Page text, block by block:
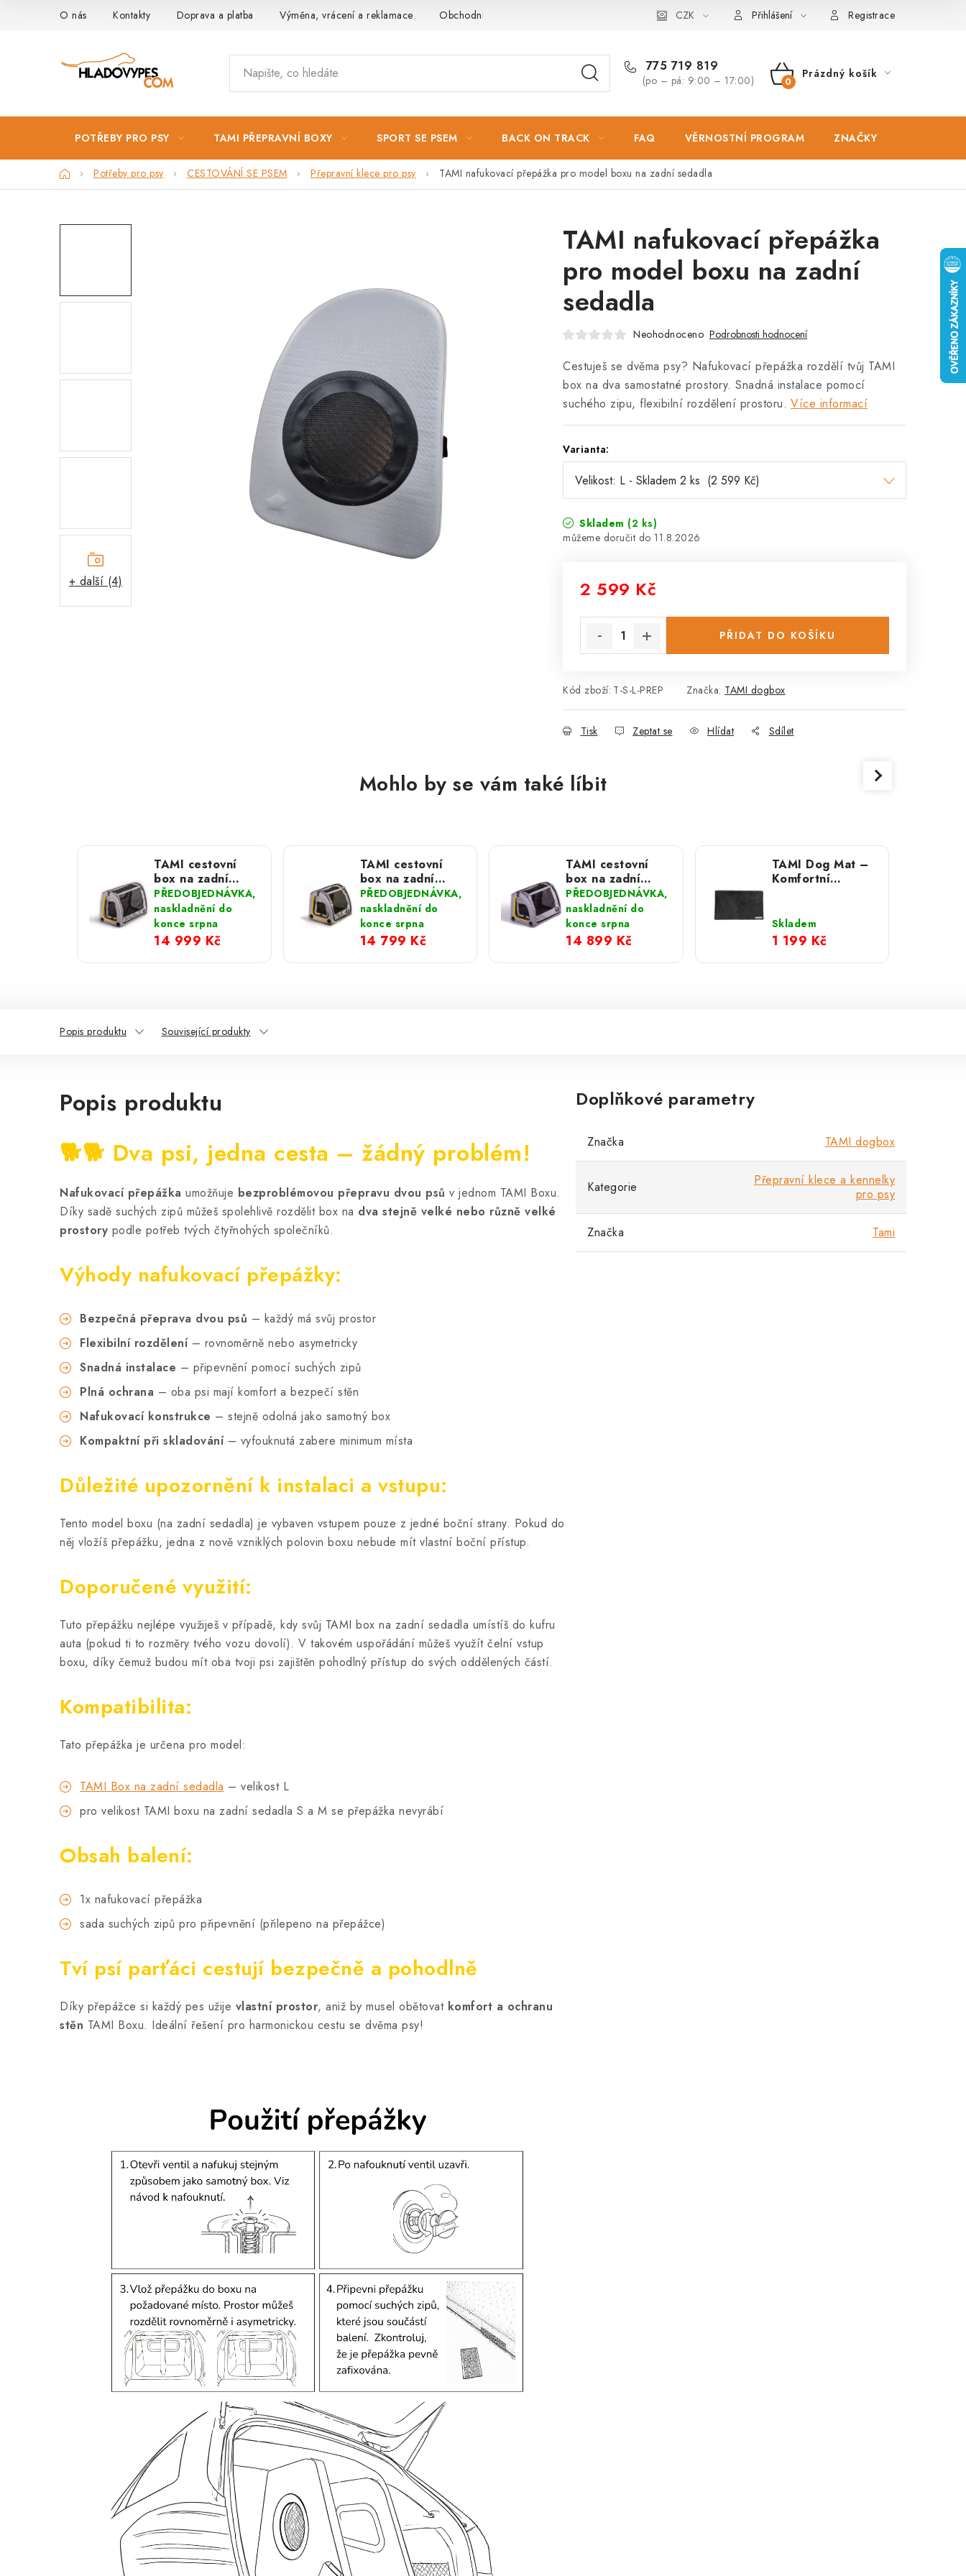
O nás Kontakty Doprava a platba Výměna, vrácení a reklamace Obchodní podmínky Podmínky ochrany osobních údajů Zásady použivání souboru cookies
CZK Přihlášení Registrace
775 719 819
(po – pá: 9:00 – 17:00)
NÁKUPNÍ
Prázdný košík
POTŘEBY PRO PSY TAMI PŘEPRAVNÍ BOXY SPORT SE PSEM BACK ON TRACK FAQ VĚRNOSTNÍ PROGRAM ZNAČKY
DomůPotřeby pro psy CESTOVÁNÍ SE PSEM Přepravní klece pro psy TAMI nafukovací přepážka pro model boxu na zadní sedadla
+ další (4)
TAMI nafukovací přepážka
pro model boxu na zadní
sedadla
Neohodnoceno Podrobnosti hodnocení
Cestuješ se dvěma psy? Nafukovací přepážka rozdělí tvůj TAMI
box na dva samostatné prostory. Snadná instalace pomocí
suchého zipu, flexibilní rozdělení prostoru. Více informací
Varianta:
Skladem (2 ks)
11.8.2026
2 599 Kč
PŘIDAT DO KOŠÍKU
Kód zboží: T-S-L-PREP Značka: TAMI dogbox
Tisk Zeptat se Hlídat Sdílet
Mohlo by se vám také líbit
TAMI cestovní
box na zadní
sedadla auta; L
PŘEDOBJEDNÁVKA,
naskladnění do
konce srpna
14 999 Kč
TAMI cestovní
box na zadní
sedadla auta; S
PŘEDOBJEDNÁVKA,
naskladnění do
konce srpna
14 799 Kč
TAMI cestovní
box na zadní
sedadla auta; M
PŘEDOBJEDNÁVKA,
naskladnění do
konce srpna
14 899 Kč
TAMI Dog Mat –
Komfortní
sedačky
Skladem
1 199 Kč
Popis produktu Související produkty
Popis produktu
🐕🐕 Dva psi, jedna cesta – žádný problém!
Nafukovací přepážka umožňuje bezproblémovou přepravu dvou psů v jednom TAMI Boxu.
Díky sadě suchých zipů můžeš spolehlivě rozdělit box na dva stejně velké nebo různě velké
prostory podle potřeb tvých čtyřnohých společníků.
Výhody nafukovací přepážky:
Bezpečná přeprava dvou psů – každý má svůj prostor
Flexibilní rozdělení – rovnoměrně nebo asymetricky
Snadná instalace – připevnění pomocí suchých zipů
Plná ochrana – oba psi mají komfort a bezpečí stěn
Nafukovací konstrukce – stejně odolná jako samotný box
Kompaktní při skladování – vyfouknutá zabere minimum místa
Důležité upozornění k instalaci a vstupu:
Tento model boxu (na zadní sedadla) je vybaven vstupem pouze z jedné boční strany. Pokud do
něj vložíš přepážku, jedna z nově vzniklých polovin boxu nebude mít vlastní boční přístup.
Doporučené využití:
Tuto přepážku nejlépe využiješ v případě, kdy svůj TAMI box na zadní sedadla umístíš do kufru
auta (pokud ti to rozměry tvého vozu dovolí). V takovém uspořádání můžeš využít čelní vstup
boxu, díky čemuž budou mít oba tvoji psi zajištěn pohodlný přístup do svých oddělených částí.
Kompatibilita:
Tato přepážka je určena pro model:
TAMI Box na zadní sedadla – velikost L
pro velikost TAMI boxu na zadní sedadla S a M se přepážka nevyrábí
Obsah balení:
1x nafukovací přepážka
sada suchých zipů pro připevnění (přilepeno na přepážce)
Tví psí parťáci cestují bezpečně a pohodlně
Díky přepážce si každý pes užije vlastní prostor, aniž by musel obětovat komfort a ochranu
stěn TAMI Boxu. Ideální řešení pro harmonickou cestu se dvěma psy!
Doplňkové parametry
Značka TAMI dogbox
Kategorie
Přepravní klece a kennelky
pro psy
Značka Tami